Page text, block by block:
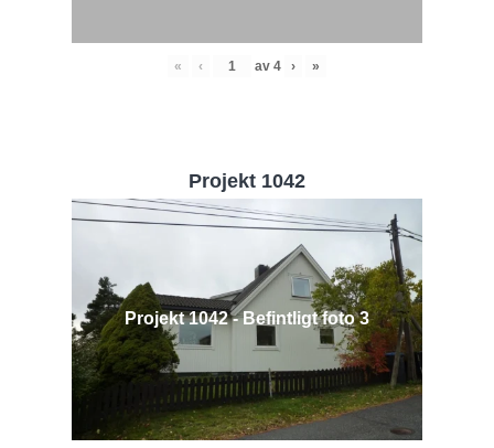
« ‹ av 4 › »
Projekt 1042
Projekt 1042 - Befintligt foto 3